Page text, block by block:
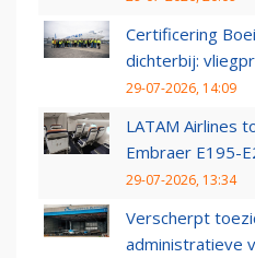
Certificering
dichterbij:
29-07-2026, 14:09
LATAM Airlines
Embraer E195-
29-07-2026, 13:34
Verscherpt
administratieve